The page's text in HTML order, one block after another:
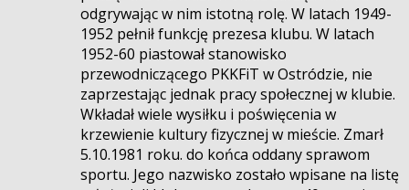
odgrywając w nim istotną rolę. W latach 1949-
1952 pełnił funkcję prezesa klubu. W latach
1952-60 piastował stanowisko
przewodniczącego PKKFiT w Ostródzie, nie
zaprzestając jednak pracy społecznej w klubie.
Wkładał wiele wysiłku i poświęcenia w
krzewienie kultury fizycznej w mieście. Zmarł
5.10.1981 roku. do końca oddany sprawom
sportu. Jego nazwisko zostało wpisane na listę